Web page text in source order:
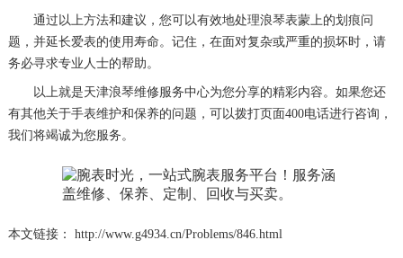
通过以上方法和建议，您可以有效地处理浪琴表蒙上的划痕问
题，并延长爱表的使用寿命。记住，在面对复杂或严重的损坏时，请
务必寻求专业人士的帮助。
以上就是天津浪琴维修服务中心为您分享的精彩内容。如果您还
有其他关于手表维护和保养的问题，可以拨打页面400电话进行咨询，
我们将竭诚为您服务。
本文链接： http://www.g4934.cn/Problems/846.html